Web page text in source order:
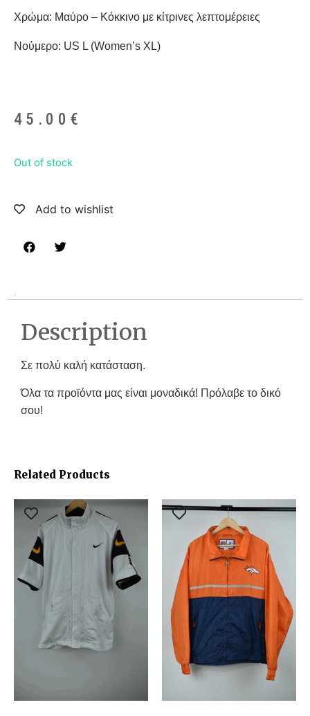
Χρώμα: Μαύρο – Κόκκινο με κίτρινες λεπτομέρειες
Νούμερο: US L (Women’s XL)
45.00 €
Out of stock
Add to wishlist
Description
Σε πολύ καλή κατάσταση.
Όλα τα προϊόντα μας είναι μοναδικά! Πρόλαβε το δικό
σου!
Related Products